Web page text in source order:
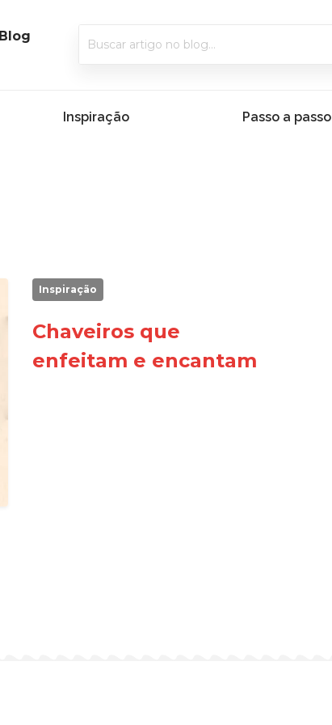
Blog
Inspiração Passo a passo
Inspiração
Chaveiros que
enfeitam e encantam